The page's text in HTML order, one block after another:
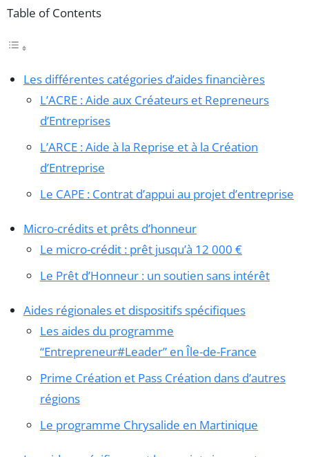
Table of Contents
Les différentes catégories d’aides financières
L’ACRE : Aide aux Créateurs et Repreneurs
d’Entreprises
L’ARCE : Aide à la Reprise et à la Création
d’Entreprise
Le CAPE : Contrat d’appui au projet d’entreprise
Micro-crédits et prêts d’honneur
Le micro-crédit : prêt jusqu’à 12 000 €
Le Prêt d’Honneur : un soutien sans intérêt
Aides régionales et dispositifs spécifiques
Les aides du programme
“Entrepreneur#Leader” en Île-de-France
Prime Création et Pass Création dans d’autres
régions
Le programme Chrysalide en Martinique